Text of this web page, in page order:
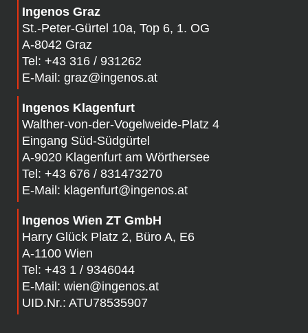
Ingenos Graz
St.-Peter-Gürtel 10a, Top 6, 1. OG
A-8042 Graz
Tel: +43 316 / 931262
E-Mail: graz@ingenos.at
Ingenos Klagenfurt
Walther-von-der-Vogelweide-Platz 4
Eingang Süd-Südgürtel
A-9020 Klagenfurt am Wörthersee
Tel: +43 676 / 831473270
E-Mail: klagenfurt@ingenos.at
Ingenos Wien ZT GmbH
Harry Glück Platz 2, Büro A, E6
A-1100 Wien
Tel: +43 1 / 9346044
E-Mail: wien@ingenos.at
UID.Nr.: ATU78535907